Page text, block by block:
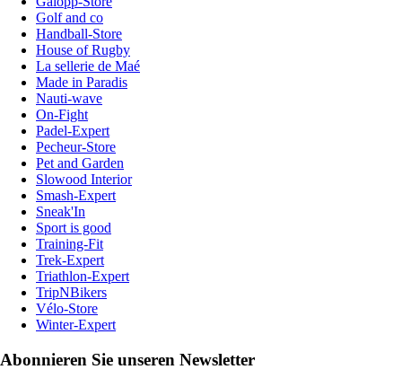
Golf and co
Handball-Store
House of Rugby
La sellerie de Maé
Made in Paradis
Nauti-wave
On-Fight
Padel-Expert
Pecheur-Store
Pet and Garden
Slowood Interior
Smash-Expert
Sneak'In
Sport is good
Training-Fit
Trek-Expert
Triathlon-Expert
TripNBikers
Vélo-Store
Winter-Expert
Abonnieren Sie unseren Newsletter